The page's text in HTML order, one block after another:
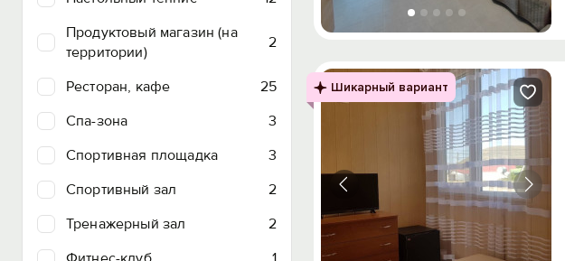
Продуктовый магазин (на
территории)
2
Ресторан, кафе
25
Спа-зона
3
Спортивная площадка
3
Спортивный зал
2
Тренажерный зал
2
Шикарный вариант